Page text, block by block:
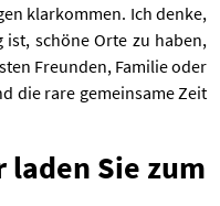
klarkommen. Ich denke,
schöne Orte zu haben,
Freunden, Familie oder
die rare gemeinsame Zeit
laden Sie zum